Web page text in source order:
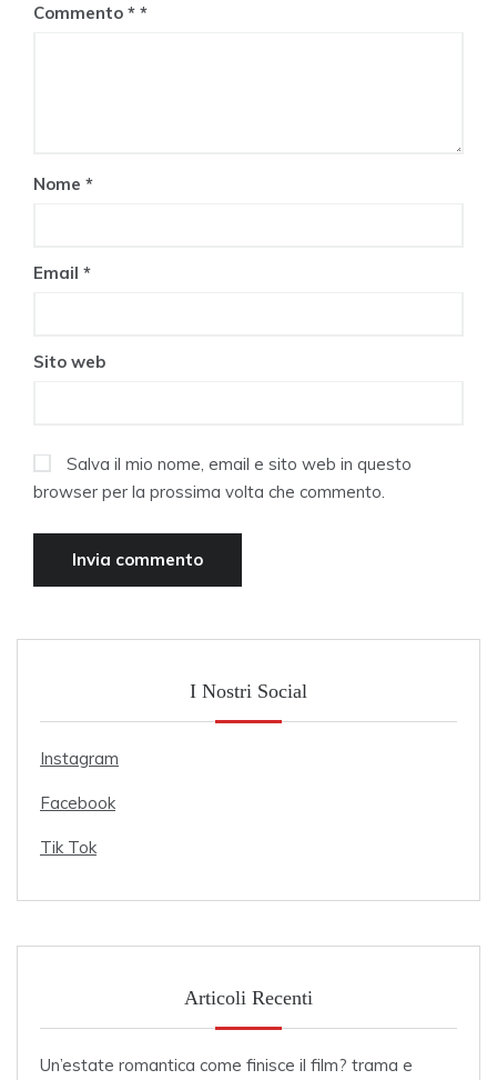
Commento *
Nome *
Email *
Sito web
Salva il mio nome, email e sito web in questo
browser per la prossima volta che commento.
I Nostri Social
Instagram
Facebook
Tik Tok
Articoli Recenti
Un’estate romantica come finisce il film? trama e